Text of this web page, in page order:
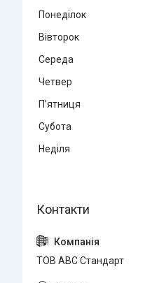
Понеділок
Вівторок
Середа
Четвер
Пʼятниця
Субота
Неділя
ТОВ АВС Стандарт